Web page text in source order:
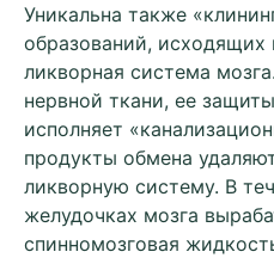
Уникальна также
образований,
ликворная система
нервной ткани, ее
исполняет
продукты обмена
ликворную систему. В
желудочках мозга
спинномозговая